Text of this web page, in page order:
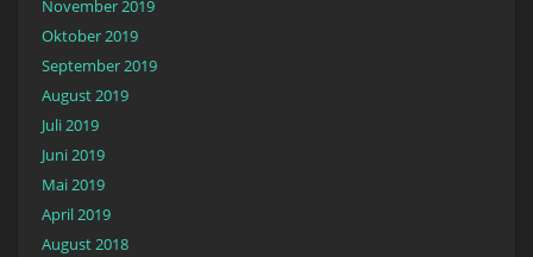
November 2019
Oktober 2019
September 2019
August 2019
Juli 2019
Juni 2019
Mai 2019
April 2019
August 2018